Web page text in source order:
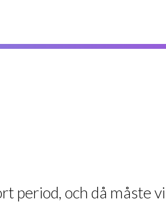
period, och då måste